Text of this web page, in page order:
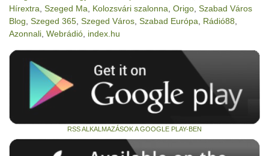
Hírextra Szeged Ma Kolozsvári szalonna Origo Szabad Város
Blog Szeged 365 Szeged Város Szabad Európa Rádió88
Azonnali Webrádió index.hu
RSS ALKALMAZÁSOK A GOOGLE PLAY-BEN